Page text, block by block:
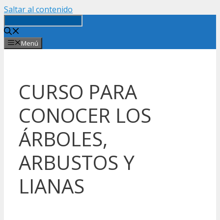
Saltar al contenido
Menú
CURSO PARA
CONOCER LOS
ÁRBOLES,
ARBUSTOS Y
LIANAS